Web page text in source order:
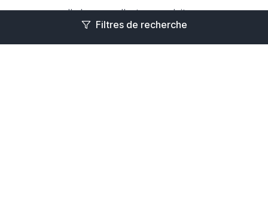
Il n'y a pas d'autres produits ...
Filtres de recherche